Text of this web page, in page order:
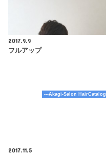
2017.9.9
フルアップ
---Akagi-Salon HairCatalog
2017.11.5